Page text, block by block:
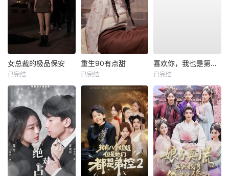
女总裁的极品保安
已完结
重生90有点甜
已完结
喜欢你，我也是第一部
已完结